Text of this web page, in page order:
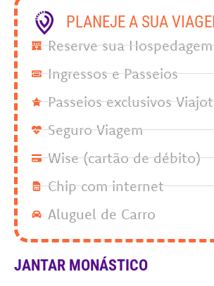
PLANEJE A SUA
Reserve sua Hospedagem
Ingressos e Passeios
Passeios exclusivos
Seguro Viagem
Wise (cartão de débito)
Chip com internet
Aluguel de Carro
JANTAR MONÁSTICO